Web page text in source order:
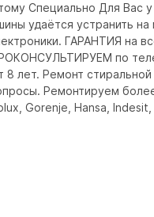
Специально Для Вас у
удаётся устранить
ГАРАНТИЯ на
по
Ремонт
Ремонтируем
Gorenje, Hansa,